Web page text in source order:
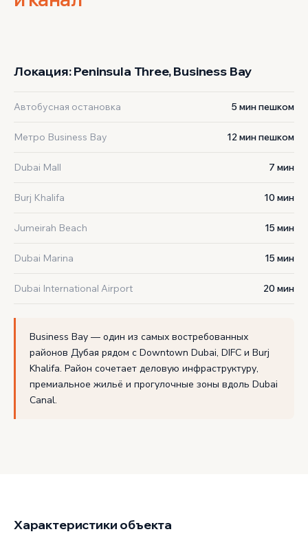
Локация: Peninsula Three, Business Bay
Автобусная остановка 5 мин пешком
Метро Business Bay 12 мин пешком
Dubai Mall 7 мин
Burj Khalifa 10 мин
Jumeirah Beach 15 мин
Dubai Marina 15 мин
Dubai International Airport 20 мин
Business Bay — один из самых востребованных
районов Дубая рядом с Downtown Dubai, DIFC и Burj
Khalifa. Район сочетает деловую инфраструктуру,
премиальное жильё и прогулочные зоны вдоль Dubai
Canal.
Характеристики объекта